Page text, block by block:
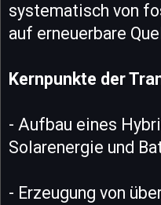
systematisch von
auf erneuerbare
Kernpunkte der
- Aufbau eines
Solarenergie und
- Erzeugung von